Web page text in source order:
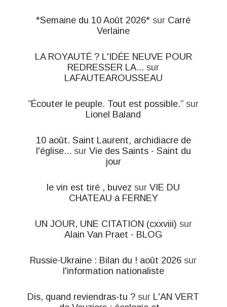
*Semaine du 10 Août 2026* sur Carré
Verlaine
LA ROYAUTÉ ? L'IDÉE NEUVE POUR
REDRESSER LA... sur
LAFAUTEAROUSSEAU
”Écouter le peuple. Tout est possible.” sur
Lionel Baland
10 août. Saint Laurent, archidiacre de
l'église... sur Vie des Saints - Saint du
jour
le vin est tiré , buvez surVIE DU
CHATEAU à FERNEY
UN JOUR, UNE CITATION (cxxviii) sur
Alain Van Praet - BLOG
Russie-Ukraine : Bilan du ! août 2026 sur
l'information nationaliste
Dis, quand reviendras-tu ? sur L'AN VERT